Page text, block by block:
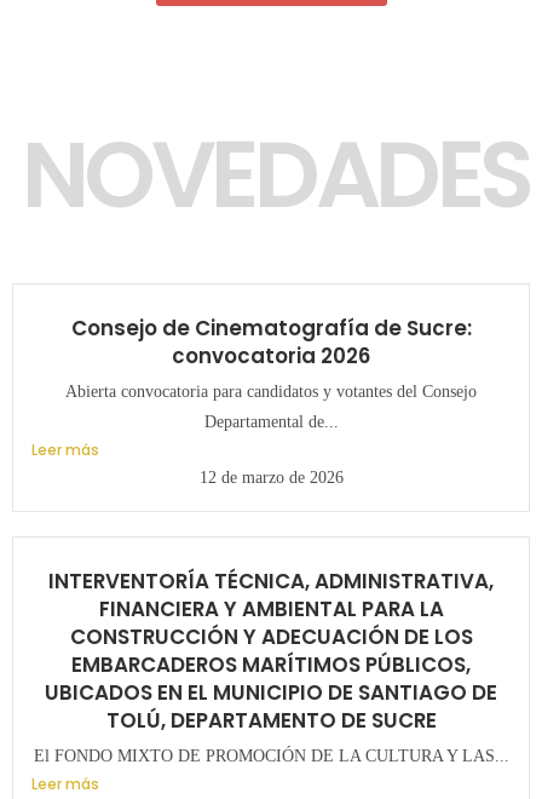
NOVEDADES
Consejo de Cinematografía de Sucre:
convocatoria 2026
Abierta convocatoria para candidatos y votantes del Consejo
Departamental de...
Leer más
12 de marzo de 2026
INTERVENTORÍA TÉCNICA, ADMINISTRATIVA,
FINANCIERA Y AMBIENTAL PARA LA
CONSTRUCCIÓN Y ADECUACIÓN DE LOS
EMBARCADEROS MARÍTIMOS PÚBLICOS,
UBICADOS EN EL MUNICIPIO DE SANTIAGO DE
TOLÚ, DEPARTAMENTO DE SUCRE
El FONDO MIXTO DE PROMOCIÓN DE LA CULTURA Y LAS...
Leer más